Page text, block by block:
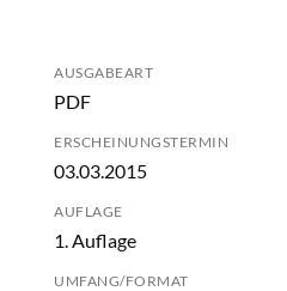
AUSGABEART
PDF
ERSCHEINUNGSTERMIN
03.03.2015
AUFLAGE
1. Auflage
UMFANG/FORMAT